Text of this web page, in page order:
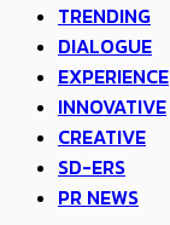
TRENDING
DIALOGUE
EXPERIENCE
INNOVATIVE
CREATIVE
SD-ERS
PR NEWS